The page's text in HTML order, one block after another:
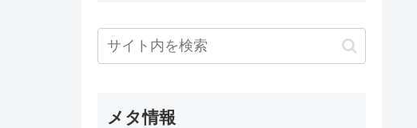
メタ情報